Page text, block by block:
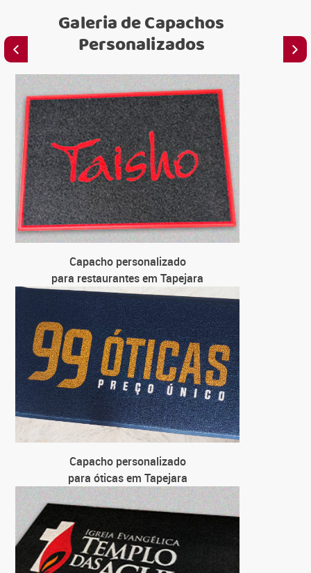
Galeria deCapachos
Personalizados
Capacho personalizado
para restaurantes em Tapejara
Capacho personalizado
para óticas em Tapejara